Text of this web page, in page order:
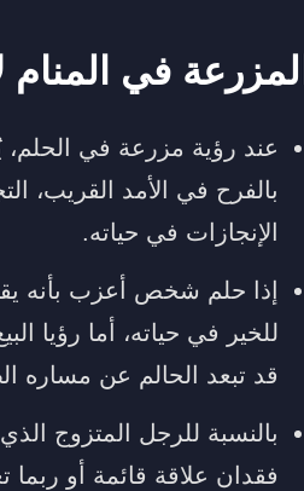
المزرعة في
عند رؤية مزرعة في الحلم،
بالفرح في الأمد القريب،
الإنجازات في حياته.
إذا حلم شخص أعزب بأنه
للخير في حياته، أما رؤيا
قد تبعد الحالم عن مساره
بالنسبة للرجل المتزوج
فقدان علاقة قائمة أو